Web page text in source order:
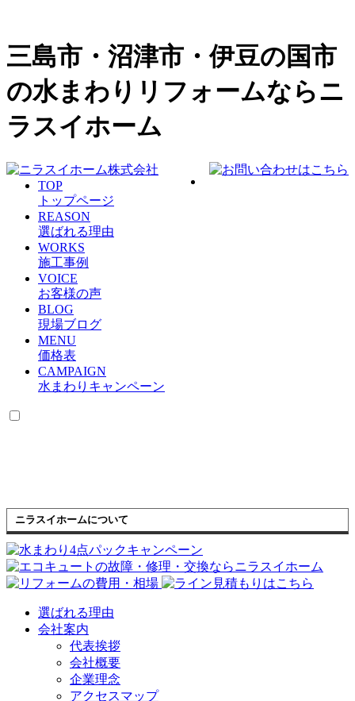
三島市・沼津市・伊豆の国市
の水まわりリフォームならニ
ラスイホーム
TOP
トップページ
REASON
選ばれる理由
WORKS
施工事例
VOICE
お客様の声
BLOG
現場ブログ
MENU
価格表
CAMPAIGN
水まわりキャンペーン
ニラスイホームについて
選ばれる理由
会社案内
代表挨拶
会社概要
企業理念
アクセスマップ